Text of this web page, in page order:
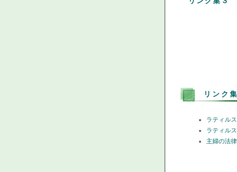
リンク
ラティルス
ラティル
主婦の法